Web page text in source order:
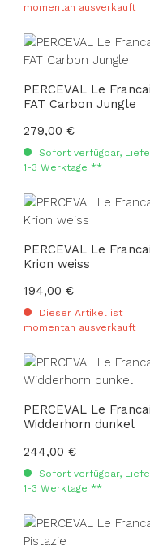
momentan ausverkauft
PERCEVAL Le
FAT Carbon Jungle
Regulärer Preis:
279,00 €
Sofort verfügbar,
1-3 Werktage **
PERCEVAL Le
Krion weiss
Regulärer Preis:
194,00 €
Dieser Artikel ist
momentan ausverkauft
PERCEVAL Le
Widderhorn dunkel
Regulärer Preis:
244,00 €
Sofort verfügbar,
1-3 Werktage **